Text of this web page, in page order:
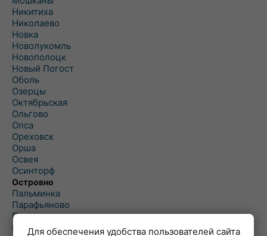
Никитиха
Николаево
Новка
Новолукомль
Новополоцк
Новый Погост
Оболь
Озерцы
Октябрьская
Ольгово
Опса
Ореховск
Орша
Освея
Осинторф
Островно
Пальминка
Парафьяново
Плисса
ПовятьеДля обеспечения удобства пользователей сайта